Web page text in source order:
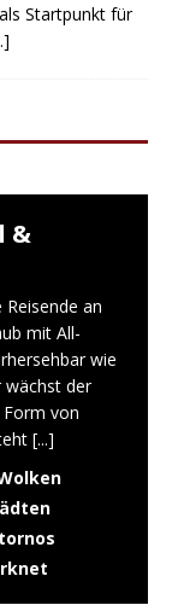
Startpunkt für
&
an
mit All-
wie
wächst der
von
[...]